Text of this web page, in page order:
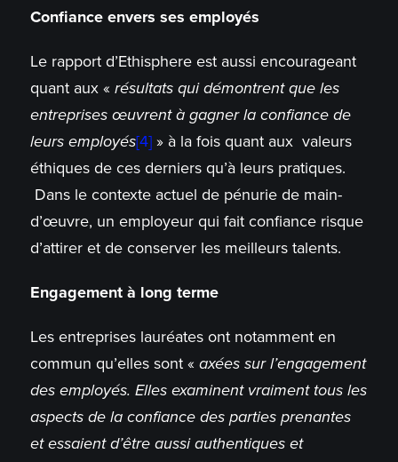
Confiance envers ses employés
Le rapport d’Ethisphere est aussi encourageant
quant aux « résultats qui démontrent que les
entreprises œuvrent à gagner la confiance de
leurs employés[4]» à la fois quant aux valeurs
éthiques de ces derniers qu’à leurs pratiques.
Dans le contexte actuel de pénurie de main-
d’œuvre, un employeur qui fait confiance risque
d’attirer et de conserver les meilleurs talents.
Engagement à long terme
Les entreprises lauréates ont notamment en
commun qu’elles sont « axées sur l’engagement
des employés. Elles examinent vraiment tous les
aspects de la confiance des parties prenantes
et essaient d’être aussi authentiques et